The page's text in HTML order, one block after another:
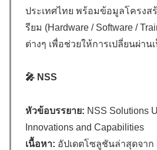
ประเทศไทย พร้อมข้อมูลโครงส
รียม (Hardware / Software /
ต่างๆ เพื่อช่วยให้การเปลี่ยนผ่าน
🎤 NSS
หัวข้อบรรยาย: NSS Solutions
Innovations and Capabilities
เนื้อหา: อัปเดตโซลูชันล่าสุดจา